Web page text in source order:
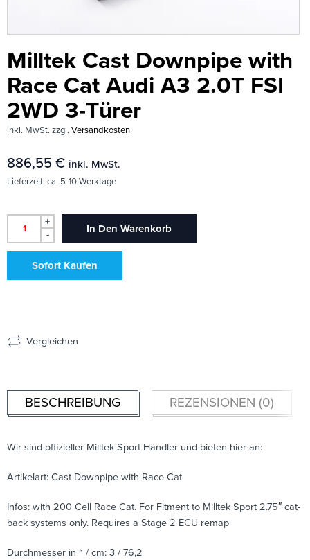
Milltek Cast Downpipe with
Race Cat Audi A3 2.0T FSI
2WD 3-Türer
inkl. MwSt. zzgl. Versandkosten
886,55 € inkl. MwSt.
Lieferzeit: ca. 5-10 Werktage
+
-
In Den Warenkorb
Sofort Kaufen
Vergleichen
BESCHREIBUNG REZENSIONEN (0)
Wir sind offizieller Milltek Sport Händler und bieten hier an:
Artikelart: Cast Downpipe with Race Cat
Infos: with 200 Cell Race Cat. For Fitment to Milltek Sport 2.75″ cat-
back systems only. Requires a Stage 2 ECU remap
Durchmesser in “ / cm: 3 / 76,2